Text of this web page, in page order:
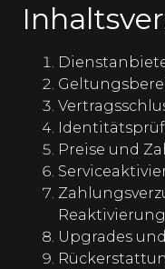
Preise und
Reaktivierung
Upgrades